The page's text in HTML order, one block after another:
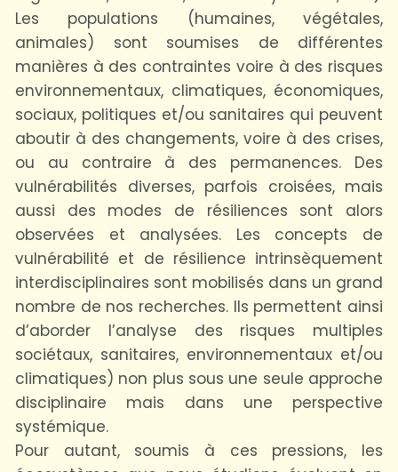
Les populations (humaines, végétales,
animales) sont soumises de différentes
manières à des contraintes voire à des risques
environnementaux, climatiques, économiques,
sociaux, politiques et/ou sanitaires qui peuvent
aboutir à des changements, voire à des crises,
ou au contraire à des permanences. Des
vulnérabilités diverses, parfois croisées, mais
aussi des modes de résiliences sont alors
observées et analysées. Les concepts de
vulnérabilité et de résilience intrinsèquement
interdisciplinaires sont mobilisés dans un grand
nombre de nos recherches. Ils permettent ainsi
d’aborder l’analyse des risques multiples
sociétaux, sanitaires, environnementaux et/ou
climatiques) non plus sous une seule approche
disciplinaire mais dans une perspective
systémique.
Pour autant, soumis à ces pressions, les